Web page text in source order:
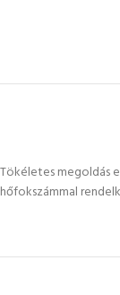
Tökéletes megoldás
hőfokszámmal